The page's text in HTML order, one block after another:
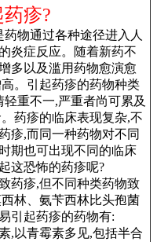
疹?
物通过各种途径进入人
炎症反应。随着新药不
多以及滥用药物愈演愈
。引起药疹的药物种类
重不一,严重者尚可累及
药疹的临床表现复杂,不
疹,而同一种药物对不同
期也可出现不同的临床
这恐怖的药疹呢?
药疹,但不同种类药物致
林、氨苄西林比头孢菌
引起药疹的药物有:
,以青霉素多见,包括半合